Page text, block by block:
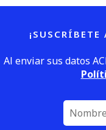
¡SUSCRÍBETE
Al enviar sus datos